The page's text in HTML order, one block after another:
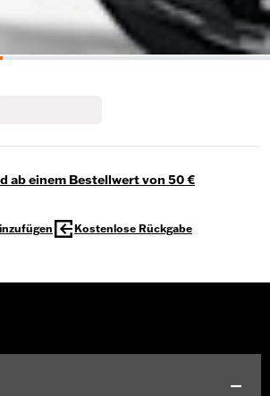
ab einem Bestellwert von 50 €
Kostenlose Rückgabe